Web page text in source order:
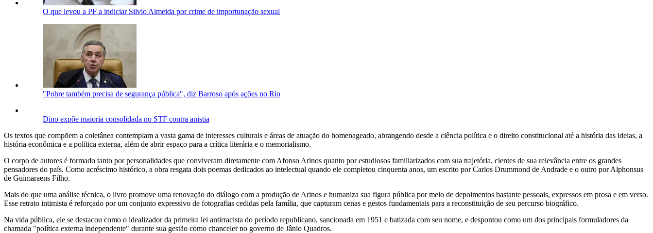
O que levou a PF a indiciar Silvio Almeida por crime de importunação sexual
"Pobre também precisa de segurança pública", diz Barroso após ações no Rio
Dino expõe maioria consolidada no STF contra anistia
Os textos que compõem a coletânea contemplam a vasta gama de interesses culturais e áreas de atuação do homenageado, abrangendo desde a ciência política e o direito constitucional até a história das ideias, a
história econômica e a política externa, além de abrir espaço para a crítica literária e o memorialismo.
O corpo de autores é formado tanto por personalidades que conviveram diretamente com Afonso Arinos quanto por estudiosos familiarizados com sua trajetória, cientes de sua relevância entre os grandes
pensadores do país. Como acréscimo histórico, a obra resgata dois poemas dedicados ao intelectual quando ele completou cinquenta anos, um escrito por Carlos Drummond de Andrade e o outro por Alphonsus
de Guimaraens Filho.
Mais do que uma análise técnica, o livro promove uma renovação do diálogo com a produção de Arinos e humaniza sua figura pública por meio de depoimentos bastante pessoais, expressos em prosa e em verso.
Esse retrato intimista é reforçado por um conjunto expressivo de fotografias cedidas pela família, que capturam cenas e gestos fundamentais para a reconstituição de seu percurso biográfico.
Na vida pública, ele se destacou como o idealizador da primeira lei antirracista do período republicano, sancionada em 1951 e batizada com seu nome, e despontou como um dos principais formuladores da
chamada "política externa independente" durante sua gestão como chanceler no governo de Jânio Quadros.